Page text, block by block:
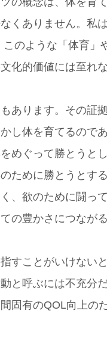
くありません。私
このような「体育
化的価値には至れ
あります。その証
し体を育てるので
めぐって勝とうと
ために勝とうとす
、欲のために闘っ
の豊かさにつなが
すことがいけない
と呼ぶには不充分
固有のQOL向上の